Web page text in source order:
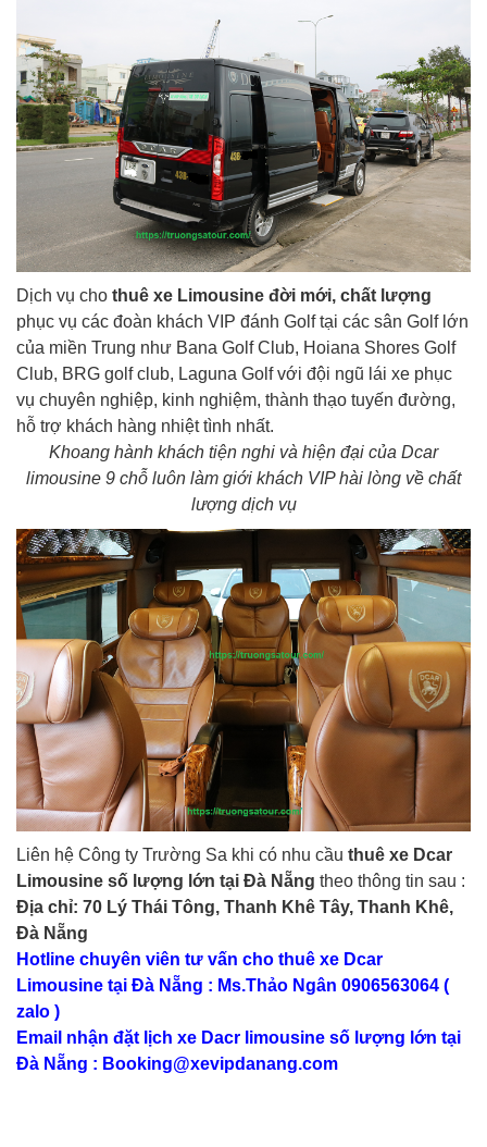
Dịch vụ cho thuê xe Limousine đời mới, chất lượng
phục vụ các đoàn khách VIP đánh Golf tại các sân Golf lớn
của miền Trung như Bana Golf Club, Hoiana Shores Golf
Club, BRG golf club, Laguna Golf với đội ngũ lái xe phục
vụ chuyên nghiệp, kinh nghiệm, thành thạo tuyến đường,
hỗ trợ khách hàng nhiệt tình nhất.
Khoang hành khách tiện nghi và hiện đại của Dcar
limousine 9 chỗ luôn làm giới khách VIP hài lòng về chất
lượng dịch vụ
Liên hệ Công ty Trường Sa khi có nhu cầu thuê xe Dcar
Limousine số lượng lớn tại Đà Nẵng theo thông tin sau :
Địa chỉ: 70 Lý Thái Tông, Thanh Khê Tây, Thanh Khê,
Đà Nẵng
Hotline chuyên viên tư vấn cho thuê xe Dcar
Limousine tại Đà Nẵng : Ms.Thảo Ngân 0906563064 (
zalo )
Email nhận đặt lịch xe Dacr limousine số lượng lớn tại
Đà Nẵng : Booking@xevipdanang.com